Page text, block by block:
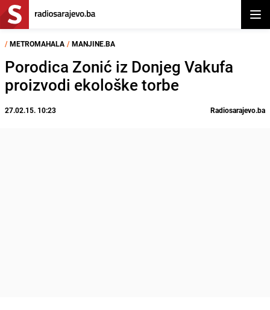
/ METROMAHALA / MANJINE.BA
Porodica Zonić iz Donjeg Vakufa
proizvodi ekološke torbe
27.02.15. 10:23 Radiosarajevo.ba